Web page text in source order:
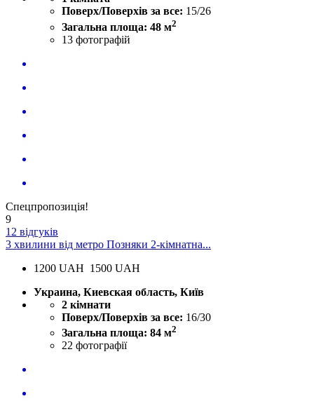
Поверх/Поверхів за все: 15/26
Загальна площа: 48 м2
13 фотографій
Спецпропозиція!
9
12 відгуків
3 хвилини від метро Позняки 2-кімнатна...
1200 UAH 1500 UAH
Украина, Киевская область, Київ
2 кімнати
Поверх/Поверхів за все: 16/30
Загальна площа: 84 м2
22 фотографії